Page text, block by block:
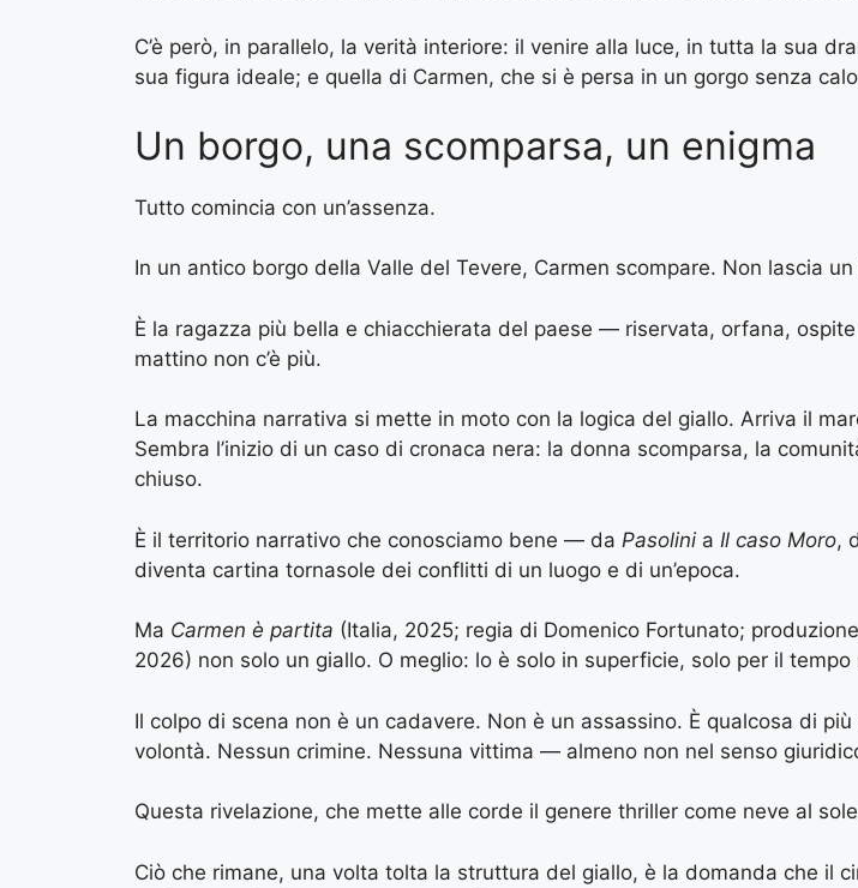
C’è però, in parallelo, la verità interiore: il venire alla luce, in tutta la sua
sua figura ideale; e quella di Carmen, che si è persa in un gorgo senza
Un borgo, una scomparsa, un enigma
Tutto comincia con un’assenza.
In un antico borgo della Valle del Tevere, Carmen scompare. Non lascia
È la ragazza più bella e chiacchierata del paese — riservata, orfana,
mattino non c’è più.
La macchina narrativa si mette in moto con la logica del giallo. Arriva il
Sembra l’inizio di un caso di cronaca nera: la donna scomparsa, la
chiuso.
È il territorio narrativo che conosciamo bene — da Pasolini a Il caso Moro,
diventa cartina tornasole dei conflitti di un luogo e di un’epoca.
Ma Carmen è partita (Italia, 2025; regia di Domenico Fortunato;
2026) non solo un giallo. O meglio: lo è solo in superficie, solo per il
Il colpo di scena non è un cadavere. Non è un assassino. È qualcosa di
volontà. Nessun crimine. Nessuna vittima — almeno non nel senso
Questa rivelazione, che mette alle corde il genere thriller come neve al
Ciò che rimane, una volta tolta la struttura del giallo, è la domanda che il